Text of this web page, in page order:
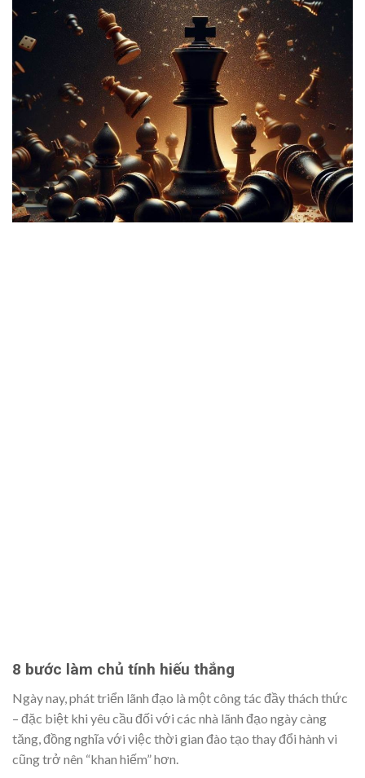
8 bước làm chủ tính hiếu thắng
Ngày nay, phát triển lãnh đạo là một công tác đầy thách thức
– đặc biệt khi yêu cầu đối với các nhà lãnh đạo ngày càng
tăng, đồng nghĩa với việc thời gian đào tạo thay đổi hành vi
cũng trở nên “khan hiếm” hơn.